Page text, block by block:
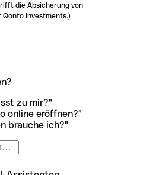
die Absicherung von
Investments.)
zu mir?"
online eröffnen?"
brauche ich?"